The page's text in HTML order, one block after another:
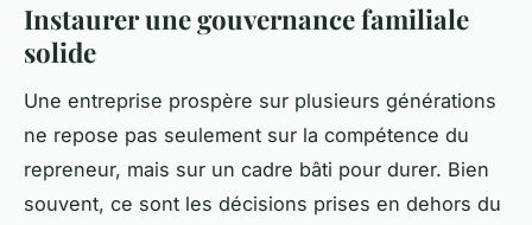
Instaurer une gouvernance familiale
solide
Une entreprise prospère sur plusieurs générations
ne repose pas seulement sur la compétence du
repreneur, mais sur un cadre bâti pour durer. Bien
souvent, ce sont les décisions prises en dehors du